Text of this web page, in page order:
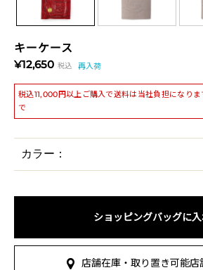
キーケース
¥12,650 税込 再入荷
税込11,000円以上ご購入で送料は当社負担になり
で
カラー：
ショッピングバッグに
店舗在庫・取り置き可能店